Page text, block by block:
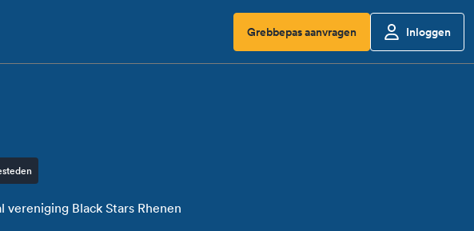
Grebbepas aanvragen Inloggen
vereniging Black Stars Rhenen